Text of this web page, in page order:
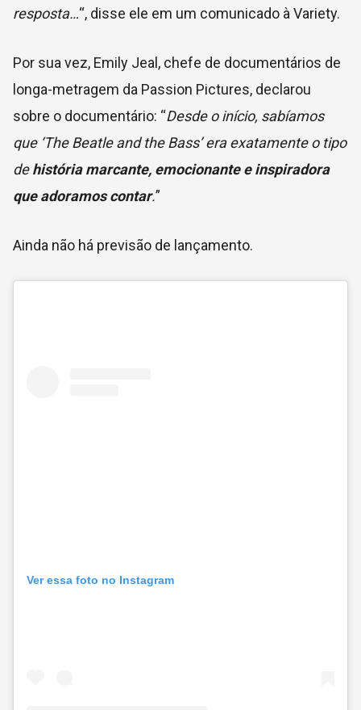
resposta…“, disse ele em um comunicado à Variety.
Por sua vez, Emily Jeal, chefe de documentários de
longa-metragem da Passion Pictures, declarou
sobre o documentário: “Desde o início, sabíamos
que ‘The Beatle and the Bass’ era exatamente o tipo
dehistória marcante, emocionante e inspiradora
que adoramos contar.”
Ainda não há previsão de lançamento.
Ver essa foto no Instagram